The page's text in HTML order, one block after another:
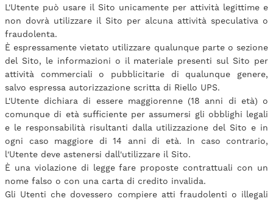
L'Utente può usare il Sito unicamente per attività legittime e
non dovrà utilizzare il Sito per alcuna attività speculativa o
fraudolenta.
È espressamente vietato utilizzare qualunque parte o sezione
del Sito, le informazioni o il materiale presenti sul Sito per
attività commerciali o pubblicitarie di qualunque genere,
salvo espressa autorizzazione scritta di Riello UPS.
L'Utente dichiara di essere maggiorenne (18 anni di età) o
comunque di età sufficiente per assumersi gli obblighi legali
e le responsabilità risultanti dalla utilizzazione del Sito e in
ogni caso maggiore di 14 anni di età. In caso contrario,
l'Utente deve astenersi dall'utilizzare il Sito.
È una violazione di legge fare proposte contrattuali con un
nome falso o con una carta di credito invalida.
Gli Utenti che dovessero compiere atti fraudolenti o illegali